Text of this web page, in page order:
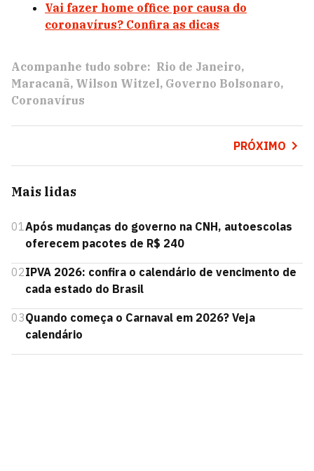
Vai fazer home office por causa do
coronavírus? Confira as dicas
Acompanhe tudo sobre: Rio de Janeiro
Maracanã Wilson Witzel Governo Bolsonaro
Coronavírus
PRÓXIMO
Mais lidas
01Após mudanças do governo na CNH, autoescolas
oferecem pacotes de R$ 240
02IPVA 2026: confira o calendário de vencimento de
cada estado do Brasil
03Quando começa o Carnaval em 2026? Veja
calendário